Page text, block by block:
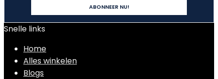
Snelle links
Home
Alles winkelen
Blogs